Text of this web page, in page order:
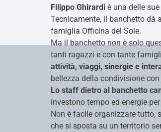
Filippo Ghirardi è una delle
Tecnicamente, il banchetto dà
famiglia Officina del Sole.
Ma il banchetto non è solo
tanti ragazzi e con tante
attività, viaggi, sinergie e
bellezza della condivisione
Lo staff dietro al banchetto
investono tempo ed energie
Non è facile organizzare tutto,
che si sposta su un territorio